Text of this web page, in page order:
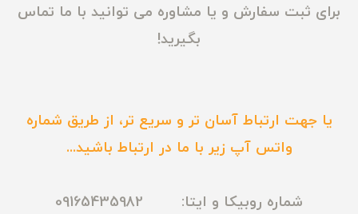
برای ثبت سفارش و یا مشاوره می توانید با ما تماس
بگیرید!
یا جهت ارتباط آسان تر و سریع تر، از طریق شماره
واتس آپ زیر با ما در ارتباط باشید...
شماره روبیکا و ایتا: 09165435982